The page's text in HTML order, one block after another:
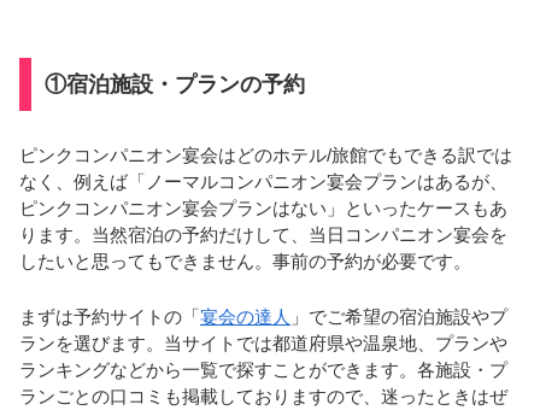
①宿泊施設・プランの予約
ピンクコンパニオン宴会はどのホテル/旅館でもできる訳では
なく、例えば「ノーマルコンパニオン宴会プランはあるが、
ピンクコンパニオン宴会プランはない」といったケースもあ
ります。当然宿泊の予約だけして、当日コンパニオン宴会を
したいと思ってもできません。事前の予約が必要です。
まずは予約サイトの「宴会の達人 」でご希望の宿泊施設やプ
ランを選びます。当サイトでは都道府県や温泉地、プランや
ランキングなどから一覧で探すことができます。各施設・プ
ランごとの口コミも掲載しておりますので、迷ったときはぜ